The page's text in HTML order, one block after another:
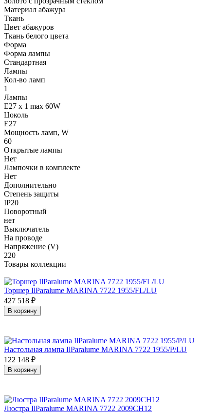
Материал абажура
Ткань
Цвет абажуров
Ткань белого цвета
Форма
Форма лампы
Стандартная
Лампы
Кол-во ламп
1
Лампы
E27 x 1 max 60W
Цоколь
E27
Мощность ламп, W
60
Открытые лампы
Нет
Лампочки в комплекте
Нет
Дополнительно
Степень защиты
IP20
Поворотный
нет
Выключатель
На проводе
Напряжение (V)
220
Товары коллекции
Торшер IlParalume MARINA 7722 1955/FL/LU
427 518 ₽
В корзину
Настольная лампа IlParalume MARINA 7722 1955/P/LU
122 148 ₽
В корзину
Люстра IlParalume MARINA 7722 2009CH12